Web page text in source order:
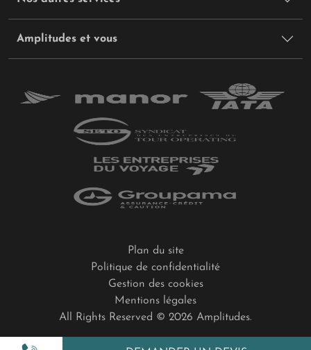
Amplitudes et vous
Plan du site
Politique de confidentialité
Gestion des cookies
Mentions légales
All Rights Reserved © 2026 Amplitudes.